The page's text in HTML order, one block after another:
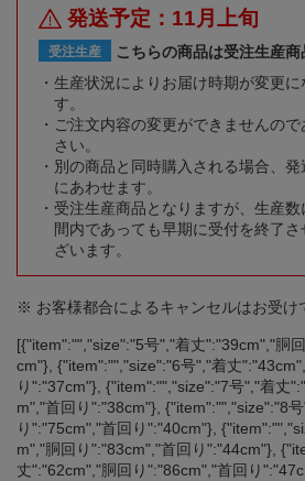
発送予定：11月上旬
受注生産
こちらの商品は受注生産商
生産状況によりお届け時期が変更に
す。
ご注文内容の変更ができませんの
さい。
別の商品と同時購入される場合、
にあわせます。
受注生産商品となりますが、生産
間内であっても早期に受付を終了
ざいます。
※ お客様都合によるキャンセルはお受け
[{"item":"","size":"5号","着丈":"39cm","胴
cm"}, {"item":"","size":"6号","着丈
り":"37cm"}, {"item":"","size":"7号","着丈
m","首回り":"38cm"}, {"item":"","size":"8
り":"75cm","首回り":"40cm"},
m","胴回り":"83cm","首回り":"44cm"},
丈":"62cm","胴回り":"86cm","首回り